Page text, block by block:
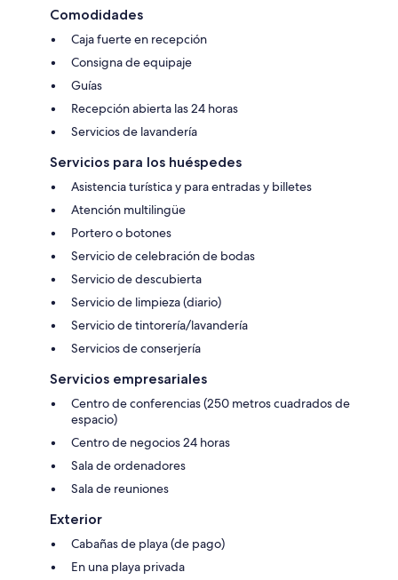
Comodidades
Caja fuerte en recepción
Consigna de equipaje
Guías
Recepción abierta las 24 horas
Servicios de lavandería
Servicios para los huéspedes
Asistencia turística y para entradas y billetes
Atención multilingüe
Portero o botones
Servicio de celebración de bodas
Servicio de descubierta
Servicio de limpieza (diario)
Servicio de tintorería/lavandería
Servicios de conserjería
Servicios empresariales
Centro de conferencias (250 metros cuadrados de
espacio)
Centro de negocios 24 horas
Sala de ordenadores
Sala de reuniones
Exterior
Cabañas de playa (de pago)
En una playa privada